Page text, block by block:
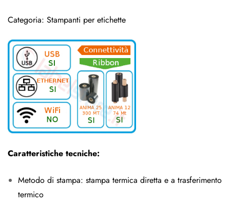
Categoria: Stampanti per etichette
Caratteristiche tecniche:
Metodo di stampa: stampa termica diretta e a trasferimento
termico